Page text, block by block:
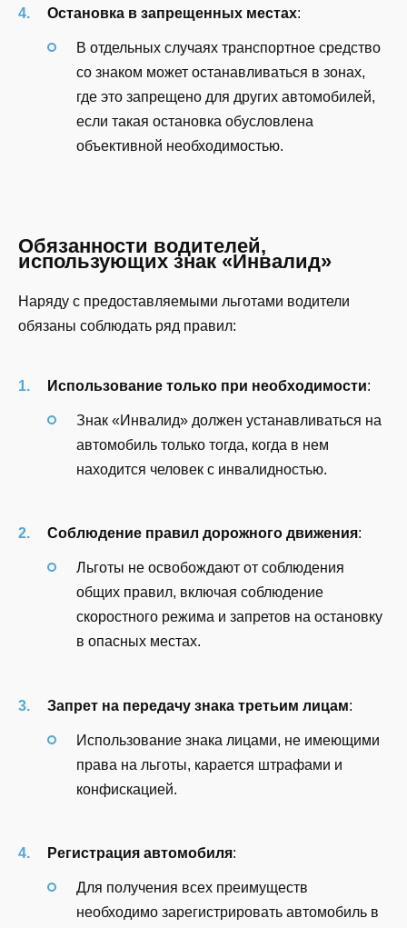
Остановка в запрещенных местах:
В отдельных случаях транспортное средство
со знаком может останавливаться в зонах,
где это запрещено для других автомобилей,
если такая остановка обусловлена
объективной необходимостью.
Обязанности водителей,
использующих знак «Инвалид»
Наряду с предоставляемыми льготами водители
обязаны соблюдать ряд правил:
Использование только при необходимости:
Знак «Инвалид» должен устанавливаться на
автомобиль только тогда, когда в нем
находится человек с инвалидностью.
Соблюдение правил дорожного движения:
Льготы не освобождают от соблюдения
общих правил, включая соблюдение
скоростного режима и запретов на остановку
в опасных местах.
Запрет на передачу знака третьим лицам:
Использование знака лицами, не имеющими
права на льготы, карается штрафами и
конфискацией.
Регистрация автомобиля:
Для получения всех преимуществ
необходимо зарегистрировать автомобиль в